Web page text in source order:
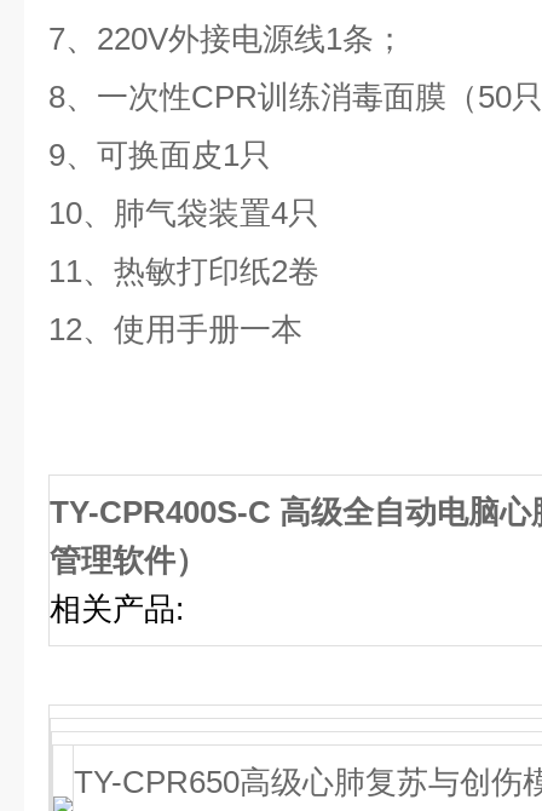
7、220V外接电源线1条；
8、一次性CPR训练消毒面膜（50
9、可换面皮1只
10、肺气袋装置4只
11、热敏打印纸2卷
12、使用手册一本
TY-CPR400S-C 高级全自动电脑
管理软件）
相关产品:
TY-CPR650高级心肺复苏与创伤